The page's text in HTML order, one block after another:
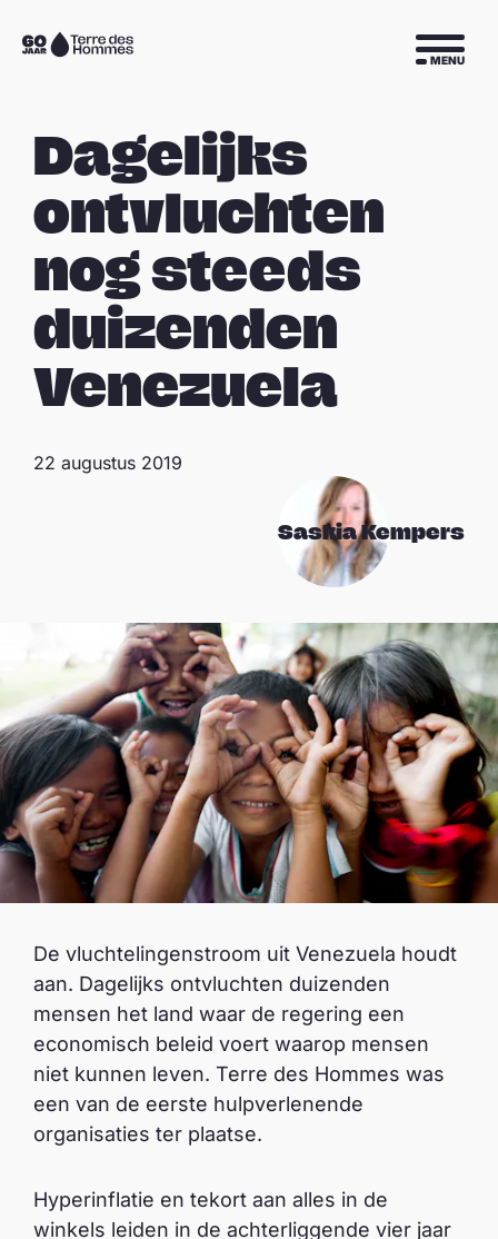
Sla navigatie over
Naar
MENU
Dagelijks
ontvluchten
nog steeds
duizenden
Venezuela
Saskia Kempers
22 augustus 2019
De vluchtelingenstroom uit Venezuela houdt
aan. Dagelijks ontvluchten duizenden
mensen het land waar de regering een
economisch beleid voert waarop mensen
niet kunnen leven. Terre des Hommes was
een van de eerste hulpverlenende
organisaties ter plaatse.
Hyperinflatie en tekort aan alles in de
winkels leiden in de achterliggende vier jaar